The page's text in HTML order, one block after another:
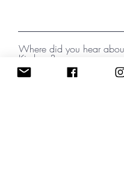
Where did you hear
Kirchner?